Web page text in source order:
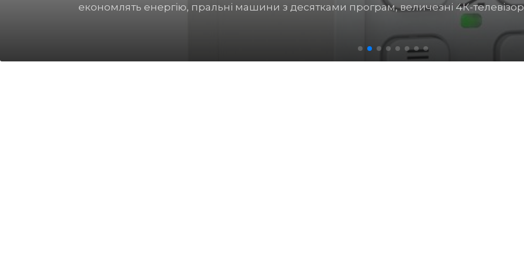
джерелом серйозних проблем зі здоров’ям, якщо вчасно не подбати про його